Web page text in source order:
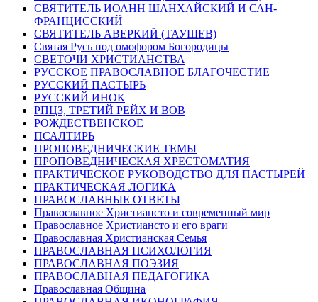
СВЯТИТЕЛЬ ИОАНН ШАНХАЙСКИЙ И САН-
ФРАНЦИССКИЙ
СВЯТИТЕЛЬ АВЕРКИЙ (ТАУШЕВ)
Святая Русь под омофором Богородицы
СВЕТОЧИ ХРИСТИАНСТВА
РУССКОЕ ПРАВОСЛАВНОЕ БЛАГОЧЕСТИЕ
РУССКИЙ ПАСТЫРЬ
РУССКИЙ ИНОК
РПЦЗ, ТРЕТИЙ РЕЙХ И ВОВ
РОЖДЕСТВЕНСКОЕ
ПСАЛТИРЬ
ПРОПОВЕДНИЧЕСКИЕ ТЕМЫ
ПРОПОВЕДНИЧЕСКАЯ ХРЕСТОМАТИЯ
ПРАКТИЧЕСКОЕ РУКОВОДСТВО ДЛЯ ПАСТЫРЕЙ
ПРАКТИЧЕСКАЯ ЛОГИКА
ПРАВОСЛАВНЫЕ ОТВЕТЫ
Православное Христиансто и современный мир
Православное Христиансто и его враги
Православная Христианская Семья
ПРАВОСЛАВНАЯ ПСИХОЛОГИЯ
ПРАВОСЛАВНАЯ ПОЭЗИЯ
ПРАВОСЛАВНАЯ ПЕДАГОГИКА
Православная Община